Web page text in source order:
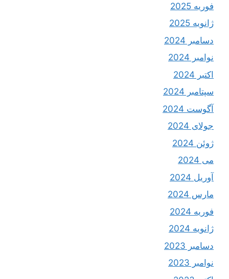
فوریه 2025
ژانویه 2025
دسامبر 2024
نوامبر 2024
اکتبر 2024
سپتامبر 2024
آگوست 2024
جولای 2024
ژوئن 2024
می 2024
آوریل 2024
مارس 2024
فوریه 2024
ژانویه 2024
دسامبر 2023
نوامبر 2023